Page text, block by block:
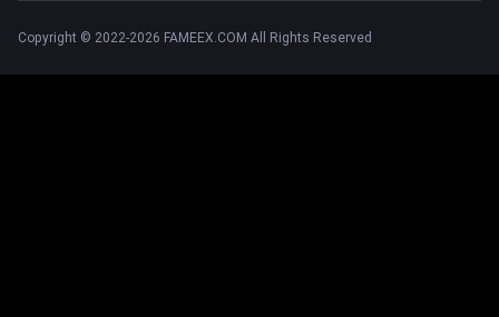
Copyright © 2022-2026 FAMEEX.COM All Rights Reserved